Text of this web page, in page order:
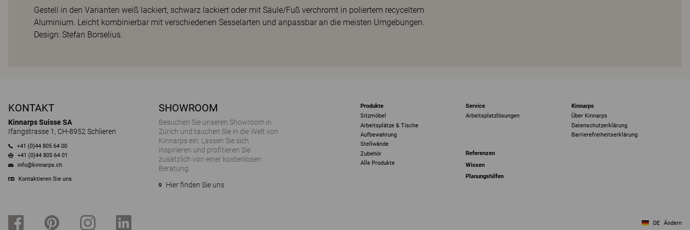
Gestell in den Varianten weiß lackiert, schwarz lackiert oder mit Säule/Fuß verchromt in poliertem recyceltem
Aluminium. Leicht kombinierbar mit verschiedenen Sesselarten und anpassbar an die meisten Umgebungen.
Design: Stefan Borselius.
KONTAKT
Kinnarps Suisse SA
Ifangstrasse 1, CH-8952 Schlieren
+41 (0)44 805 64 00
+41 (0)44 805 64 01
info@kinnarps.ch
Kontaktieren Sie uns
SHOWROOM
Besuchen Sie unseren Showroom in
Zürich und tauchen Sie in die Welt von
Kinnarps ein. Lassen Sie sich
inspirieren und profitieren Sie
zusätzlich von einer kostenlosen
Beratung.
Hier finden Sie uns
Produkte
Sitzmöbel
Arbeitsplätze & Tische
Aufbewahrung
Stellwände
Zubehör
Alle Produkte
Service
Arbeitsplatzlösungen
Kinnarps
Über Kinnarps
Datenschutzerklärung
Barrierefreiheits­erklärung
Referenzen
Wissen
Planungshilfen
DE Ändern